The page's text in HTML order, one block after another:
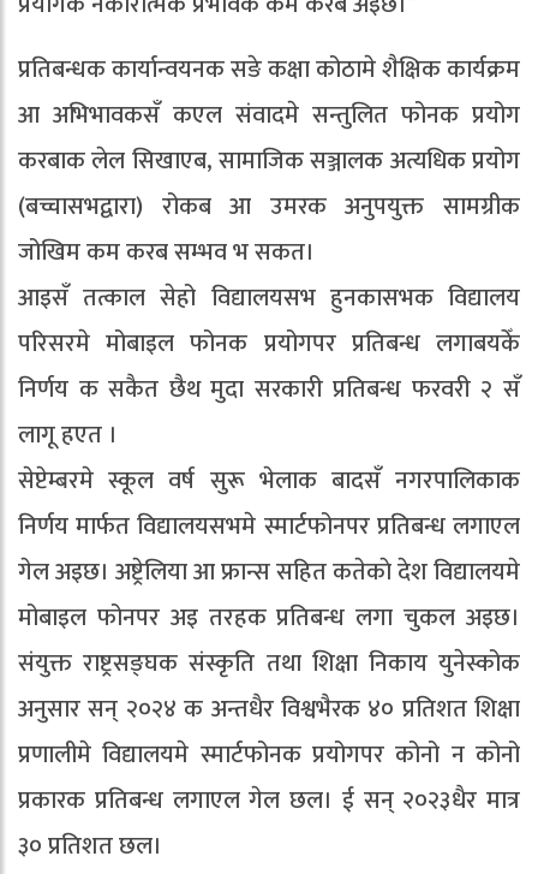
प्रतिबन्धक कार्यान्वयनक सङे कक्षा कोठामे शैक्षिक कार्यक्रम
आ अभिभावकसँ कएल संवादमे सन्तुलित फोनक प्रयोग
करबाक लेल सिखाएब, सामाजिक सञ्जालक अत्यधिक प्रयोग
(बच्चासभद्वारा) रोकब आ उमरक अनुपयुक्त सामग्रीक
जोखिम कम करब सम्भव भ सकत।
आइसँ तत्काल सेहो विद्यालयसभ हुनकासभक विद्यालय
परिसरमे मोबाइल फोनक प्रयोगपर प्रतिबन्ध लगाबयकेँ
निर्णय क सकैत छैथ मुदा सरकारी प्रतिबन्ध फरवरी २ सँ
लागू हएत ।
सेप्टेम्बरमे स्कूल वर्ष सुरू भेलाक बादसँ नगरपालिकाक
निर्णय मार्फत विद्यालयसभमे स्मार्टफोनपर प्रतिबन्ध लगाएल
गेल अइछ। अष्ट्रेलिया आ फ्रान्स सहित कतेकाे देश विद्यालयमे
मोबाइल फोनपर अइ तरहक प्रतिबन्ध लगा चुकल अइछ।
संयुक्त राष्ट्रसङ्घक संस्कृति तथा शिक्षा निकाय युनेस्कोक
अनुसार सन् २०२४ क अन्तधैर विश्वभैरक ४० प्रतिशत शिक्षा
प्रणालीमे विद्यालयमे स्मार्टफोनक प्रयोगपर कोनो न कोनो
प्रकारक प्रतिबन्ध लगाएल गेल छल। ई सन् २०२३धैर मात्र
३० प्रतिशत छल।